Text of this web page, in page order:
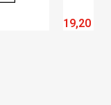
19,20 €